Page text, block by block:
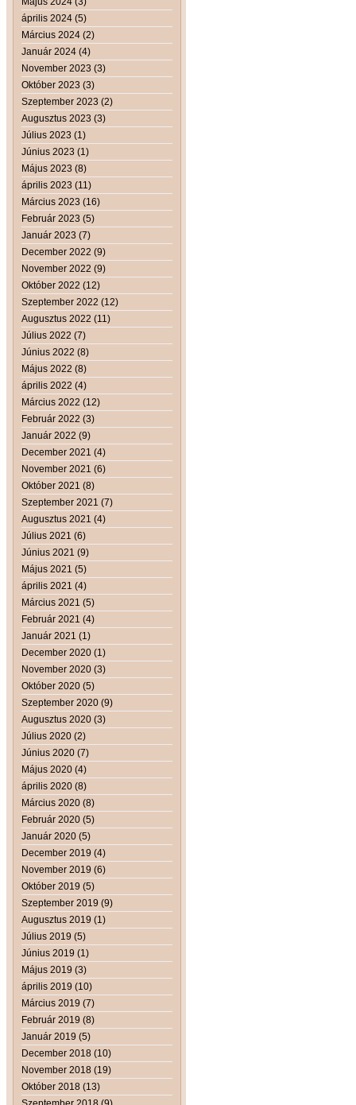
április 2024 (5)
Március 2024 (2)
Január 2024 (4)
November 2023 (3)
Október 2023 (3)
Szeptember 2023 (2)
Augusztus 2023 (3)
Július 2023 (1)
Június 2023 (1)
Május 2023 (8)
április 2023 (11)
Március 2023 (16)
Február 2023 (5)
Január 2023 (7)
December 2022 (9)
November 2022 (9)
Október 2022 (12)
Szeptember 2022 (12)
Augusztus 2022 (11)
Július 2022 (7)
Június 2022 (8)
Május 2022 (8)
április 2022 (4)
Március 2022 (12)
Február 2022 (3)
Január 2022 (9)
December 2021 (4)
November 2021 (6)
Október 2021 (8)
Szeptember 2021 (7)
Augusztus 2021 (4)
Július 2021 (6)
Június 2021 (9)
Május 2021 (5)
április 2021 (4)
Március 2021 (5)
Február 2021 (4)
Január 2021 (1)
December 2020 (1)
November 2020 (3)
Október 2020 (5)
Szeptember 2020 (9)
Augusztus 2020 (3)
Július 2020 (2)
Június 2020 (7)
Május 2020 (4)
április 2020 (8)
Március 2020 (8)
Február 2020 (5)
Január 2020 (5)
December 2019 (4)
November 2019 (6)
Október 2019 (5)
Szeptember 2019 (9)
Augusztus 2019 (1)
Július 2019 (5)
Június 2019 (1)
Május 2019 (3)
április 2019 (10)
Március 2019 (7)
Február 2019 (8)
Január 2019 (5)
December 2018 (10)
November 2018 (19)
Október 2018 (13)